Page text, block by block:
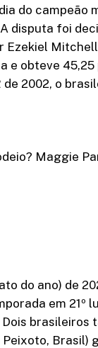
do campeão
disputa foi
Ezekiel
e obteve
2002, o
Maggie
do ano) de
em 21º
brasileiros
Brasil)